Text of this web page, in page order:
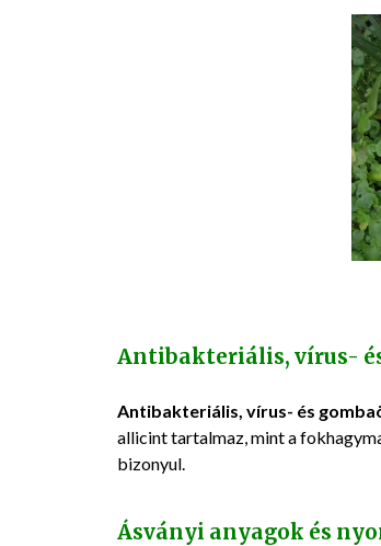
Antibakteriális, vírus-
Antibakteriális, vírus- és
allicint tartalmaz, mint a
bizonyul.
Ásványi anyagok és